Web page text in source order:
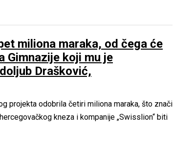
miliona maraka, od čega će
koji mu je
Drašković,
projekta odobrila četiri miliona maraka, što znači
kneza i kompanije „Swisslion“ biti